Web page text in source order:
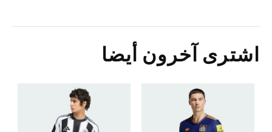
اشترى آخرون أيضا